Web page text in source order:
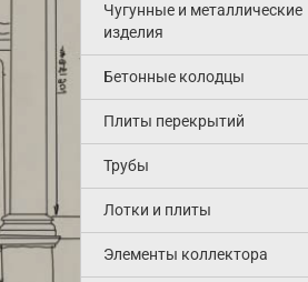
Чугунные и металлические
изделия
Бетонные колодцы
Плиты перекрытий
Трубы
Лотки и плиты
Элементы коллектора